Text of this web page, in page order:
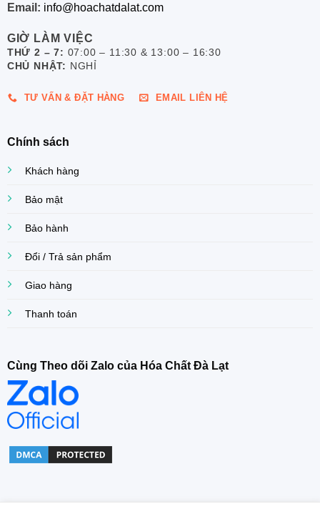
Email: info@hoachatdalat.com
GIỜ LÀM VIỆC
THỨ 2 – 7: 07:00 – 11:30 & 13:00 – 16:30
CHỦ NHẬT: NGHỈ
TƯ VẤN & ĐẶT HÀNG EMAIL LIÊN HỆ
Chính sách
Khách hàng
Bảo mật
Bảo hành
Đổi / Trả sản phẩm
Giao hàng
Thanh toán
Cùng Theo dõi Zalo của Hóa Chất Đà Lạt